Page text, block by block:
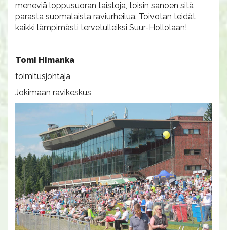
meneviä loppusuoran taistoja, toisin sanoen sitä
parasta suomalaista raviurheilua. Toivotan teidät
kaikki lämpimästi tervetulleiksi Suur-Hollolaan!
Tomi Himanka
toimitusjohtaja
Jokimaan ravikeskus